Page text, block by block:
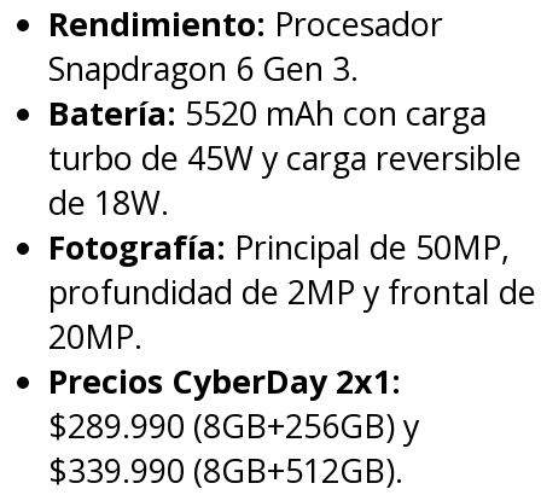
Rendimiento: Procesador
Snapdragon 6 Gen 3.
Batería: 5520 mAh con carga
turbo de 45W y carga reversible
de 18W.
Fotografía: Principal de 50MP,
profundidad de 2MP y frontal de
20MP.
Precios CyberDay 2x1:
$289.990 (8GB+256GB) y
$339.990 (8GB+512GB).